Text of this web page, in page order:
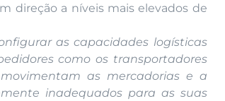
direção a níveis mais elevados de
as capacidades logísticas
como os transportadores
as mercadorias e a
inadequados para as suas